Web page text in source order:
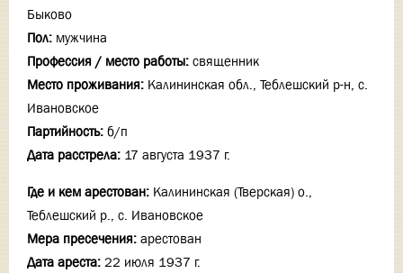
Быково
Пол: мужчина
Профессия / место работы: священник
Место проживания: Калининская обл., Теблешский р-н, с.
Ивановское
Партийность: б/п
Дата расстрела: 17 августа 1937 г.
Где и кем арестован: Калининская (Тверская) о.,
Теблешский р., с. Ивановское
Мера пресечения: арестован
Дата ареста: 22 июля 1937 г.